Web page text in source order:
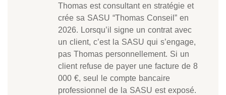
Thomas est consultant en stratégie et
crée sa SASU “Thomas Conseil” en
2026. Lorsqu’il signe un contrat avec
un client, c’est la SASU qui s’engage,
pas Thomas personnellement. Si un
client refuse de payer une facture de 8
000 €, seul le compte bancaire
professionnel de la SASU est exposé.